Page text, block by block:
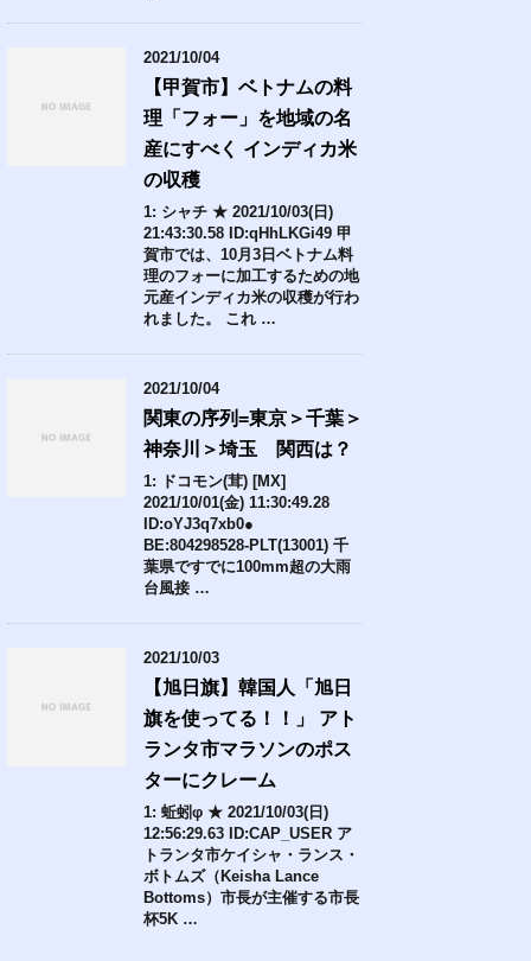
2021/10/04
【甲賀市】ベトナムの料
理「フォー」を地域の名
産にすべく インディカ米
の収穫
1: シャチ ★ 2021/10/03(日)
21:43:30.58 ID:qHhLKGi49 甲
賀市では、10月3日ベトナム料
理のフォーに加工するための地
元産インディカ米の収穫が行わ
れました。 これ …
2021/10/04
関東の序列=東京＞千葉＞
神奈川＞埼玉 関西は？
1: ドコモン(茸) [MX]
2021/10/01(金) 11:30:49.28
ID:oYJ3q7xb0●
BE:804298528-PLT(13001) 千
葉県ですでに100mm超の大雨
台風接 …
2021/10/03
【旭日旗】韓国人「旭日
旗を使ってる！！」 アト
ランタ市マラソンのポス
ターにクレーム
1: 蚯蚓φ ★ 2021/10/03(日)
12:56:29.63 ID:CAP_USER ア
トランタ市ケイシャ・ランス・
ボトムズ（Keisha Lance
Bottoms）市長が主催する市長
杯5K …